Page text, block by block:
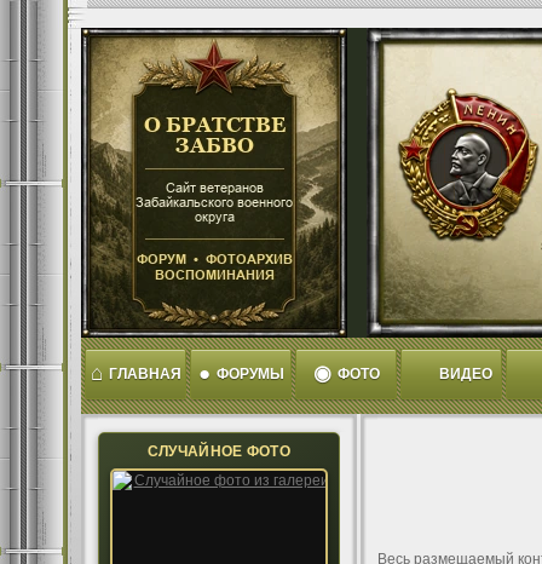
⌂ ГЛАВНАЯ ● ФОРУМЫ ◉ ФОТО ВИДЕО
СЛУЧАЙНОЕ ФОТО
Весь размещаемый